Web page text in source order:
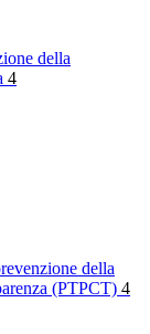
della
4
della
(PTPCT) 4